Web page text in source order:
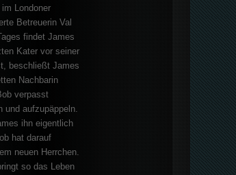
Londoner
Betreuerin Val
findet James
Kater vor seiner
beschließt James
Nachbarin
verpasst
und aufzupäppeln.
ihn eigentlich
hat darauf
neuen Herrchen.
so das Leben